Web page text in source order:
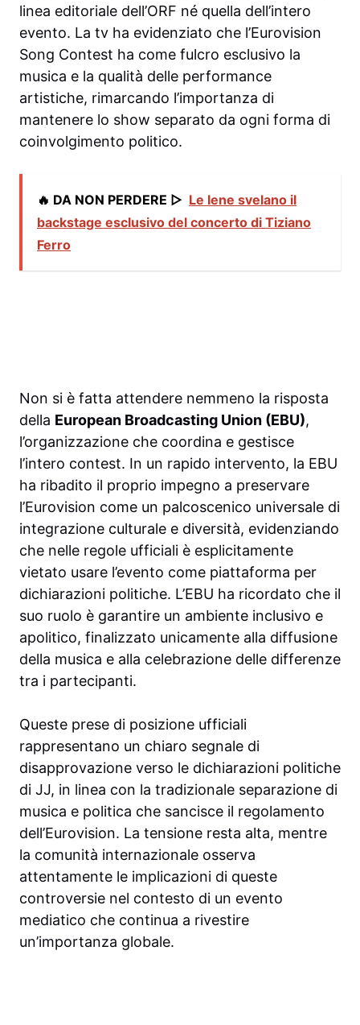
linea editoriale dell’ORF né quella dell’intero
evento. La tv ha evidenziato che l’Eurovision
Song Contest ha come fulcro esclusivo la
musica e la qualità delle performance
artistiche, rimarcando l’importanza di
mantenere lo show separato da ogni forma di
coinvolgimento politico.
🔥 DA NON PERDERE ▷ Le Iene svelano il
backstage esclusivo del concerto di Tiziano
Ferro
Non si è fatta attendere nemmeno la risposta
della European Broadcasting Union (EBU),
l’organizzazione che coordina e gestisce
l’intero contest. In un rapido intervento, la EBU
ha ribadito il proprio impegno a preservare
l’Eurovision come un palcoscenico universale di
integrazione culturale e diversità, evidenziando
che nelle regole ufficiali è esplicitamente
vietato usare l’evento come piattaforma per
dichiarazioni politiche. L’EBU ha ricordato che il
suo ruolo è garantire un ambiente inclusivo e
apolitico, finalizzato unicamente alla diffusione
della musica e alla celebrazione delle differenze
tra i partecipanti.
Queste prese di posizione ufficiali
rappresentano un chiaro segnale di
disapprovazione verso le dichiarazioni politiche
di JJ, in linea con la tradizionale separazione di
musica e politica che sancisce il regolamento
dell’Eurovision. La tensione resta alta, mentre
la comunità internazionale osserva
attentamente le implicazioni di queste
controversie nel contesto di un evento
mediatico che continua a rivestire
un’importanza globale.